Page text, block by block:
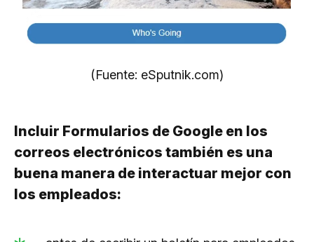
(Fuente: eSputnik.com)
Incluir Formularios de Google en los
correos electrónicos también es una
buena manera de interactuar mejor con
los empleados: